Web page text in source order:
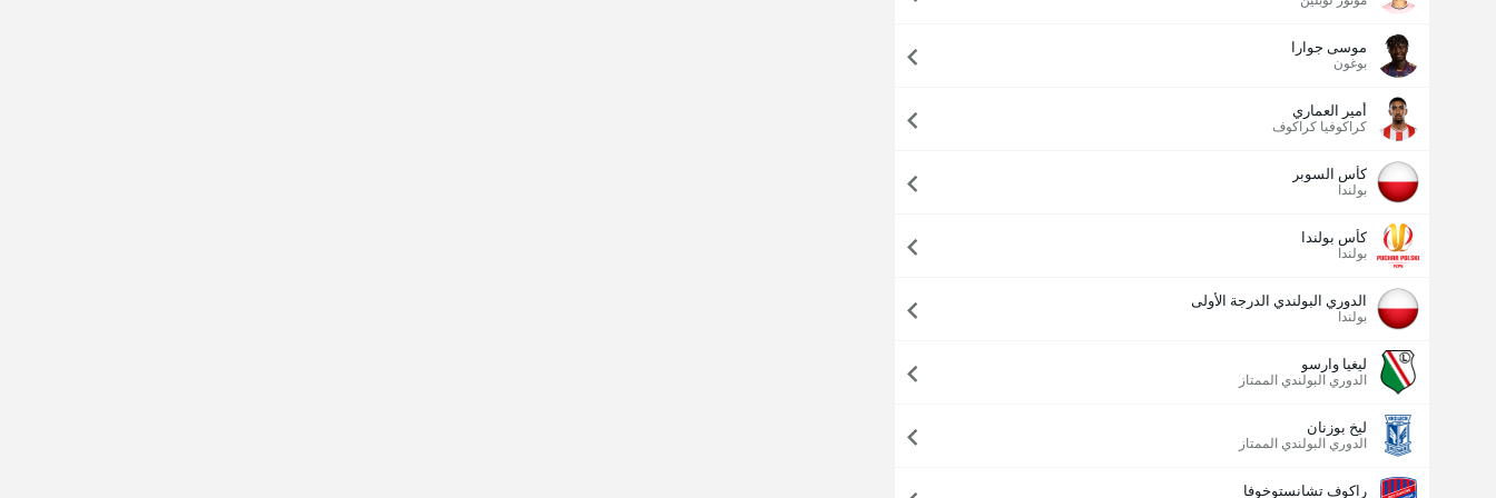
موسى جوارا
بوغون
أمير العماري
كراكوفيا كراكوف
كأس السوبر
بولندا
كأس بولندا
بولندا
الدوري البولندي الدرجة الأولى
بولندا
ليغيا وارسو
الدوري البولندي الممتاز
ليخ بوزنان
الدوري البولندي الممتاز
راكوف تشانستوخوفا